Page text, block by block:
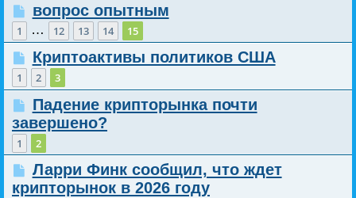
вопрос опытным
1 … 12 13 14 15
Криптоактивы политиков США
1 2 3
Падение крипторынка почти
завершено?
1 2
Ларри Финк сообщил, что ждет
крипторынок в 2026 году